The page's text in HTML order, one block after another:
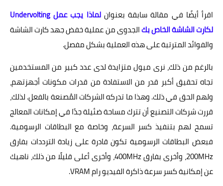
اقرأ أيضًا في مقالة سابقة بعنوان
لماذا يجب عمل Undervolting
لكارت الشاشة الخاص بكالجدوى من عملية خفض جهد كارت الشاشة
والفوائد المترتبة على هذه العملية بشكل مفصل.
بالرغم من ذلك، نرى ميول متزايدة لدى عدد كبير من المستخدمين
تجاه تحقيق أكبر قدر من الاستفادة من قدرات مكونات أجهزتهم،
ولهم الحق في ذلك. وهذا ما تدركه الشركات المُصنعة بالفعل. لذلك،
قررت شركات التصنيع أن تترك مساحة ضئيلة جدًا في إمكانات المعالج
تسمح لهم بتنفيذ كسر السرعة، وخاصة مع البطاقات الرسومية.
فبعض البطاقات الرسومية تكون قادرة على زيادة الترددات بفارق
200MHz، وأخرى بفارق 400MHz، وأخرى أعلى قليلًا من ذلك، ناهيك
عن إمكانية كسر سرعة ذاكرة الفيديو رام VRAM.